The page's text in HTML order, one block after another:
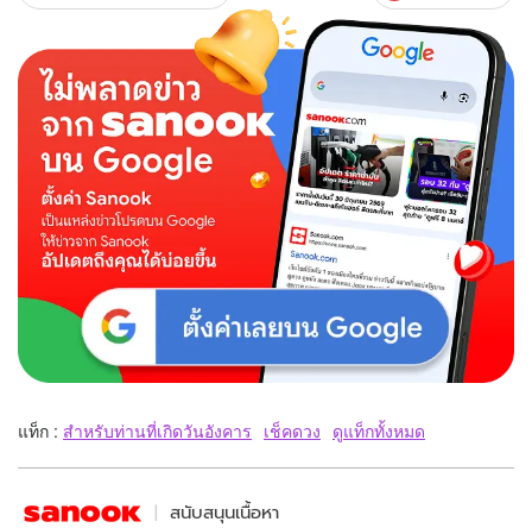
แท็ก : สำหรับท่านที่เกิดวันอังคาร เช็คดวง ดูแท็กทั้งหมด
สนับสนุนเนื้อหา